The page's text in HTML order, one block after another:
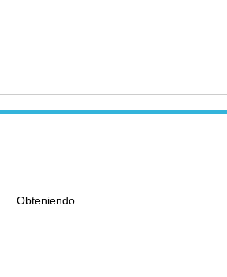
Obteniendo...